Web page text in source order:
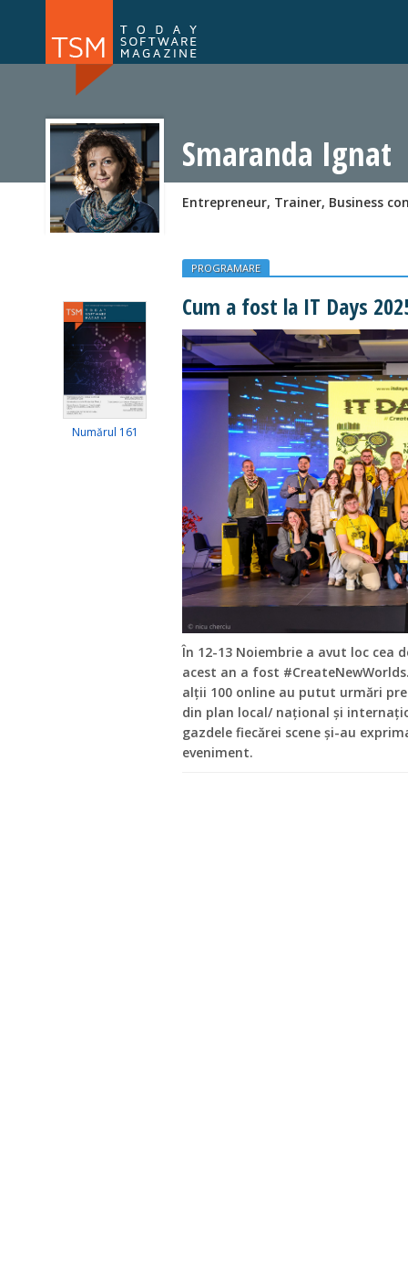
NOU
Smaranda Ignat
Entrepreneur, Trainer, Business
Numărul 161
PROGRAMARE
Cum a fost la IT Days
În 12-13 Noiembrie a avut loc cea
acest an a fost
alții 100 online au putut urmări
din plan local/ național și
gazdele fiecărei scene și-au
eveniment.